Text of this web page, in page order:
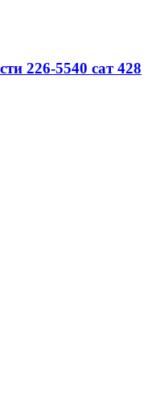
226-5540 сат 428